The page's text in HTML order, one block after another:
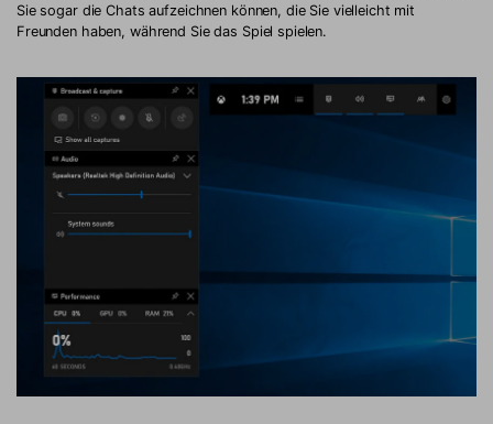
Sie sogar die Chats aufzeichnen können, die Sie vielleicht mit
Freunden haben, während Sie das Spiel spielen.